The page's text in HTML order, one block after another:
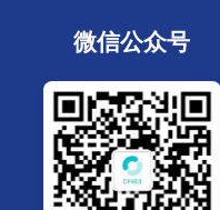
微信公众号